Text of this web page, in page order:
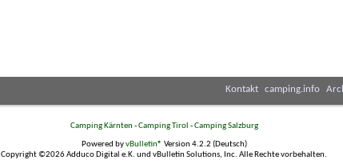
Kontakt camping.info
Camping Kärnten-Camping Tirol -Camping Salzburg
Powered byvBulletin® Version 4.2.2 (Deutsch)
Copyright ©2026 Adduco Digital e.K. und vBulletin Solutions, Inc. Alle Rechte vorbehalten.